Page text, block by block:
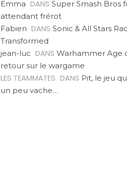
Emma DANS Super Smash Bros
attendant frérot
Fabien DANS Sonic & All Stars
Transformed
jean-luc DANS Warhammer Age
retour sur le wargame
LES TEAMMATES DANS Pit, le jeu
un peu vache…